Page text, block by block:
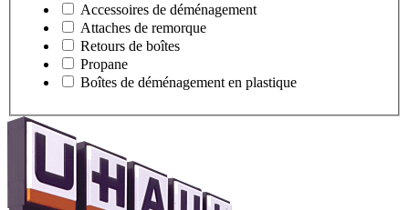
Accessoires de déménagement
Attaches de remorque
Retours de boîtes
Propane
Boîtes de déménagement en plastique